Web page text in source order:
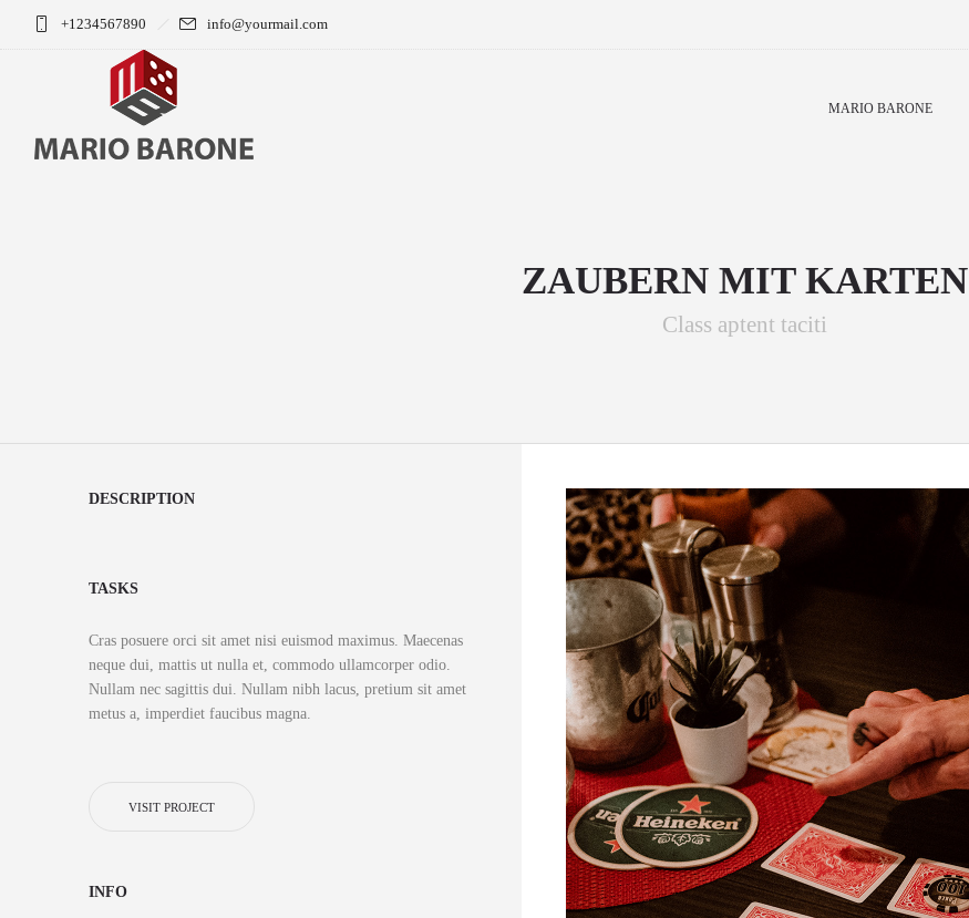
+1234567890 info@yourmail.com
MARIO BARONE
ZAUBERN MIT KARTEN
Class aptent taciti
DESCRIPTION
TASKS
Cras posuere orci sit amet nisi euismod maximus. Maecenas
neque dui, mattis ut nulla et, commodo ullamcorper odio.
Nullam nec sagittis dui. Nullam nibh lacus, pretium sit amet
metus a, imperdiet faucibus magna.
VISIT PROJECT
INFO